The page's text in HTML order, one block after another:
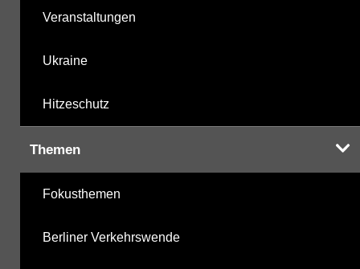
Veranstaltungen
Ukraine
Hitzeschutz
Themen
Fokusthemen
Berliner Verkehrswende